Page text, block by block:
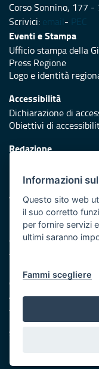
Corso Sonnino, 177
Scrivici: email - PEC
Eventi e Stampa
Ufficio stampa della
Press Regione
Logo e identità
Accessibilità
Dichiarazione di
Obiettivi di
Redazione
Protezione civile
Vai al sito di
Iniziativa finanziata
Asse XI
Note legali
Cookie e privacy
Amministrazione
Atti di notifica
Feed RSS
Servizi Intranet
Informazioni
Questo sito web
il suo corretto
per fornire servizi
ultimi saranno
Fammi scegliere